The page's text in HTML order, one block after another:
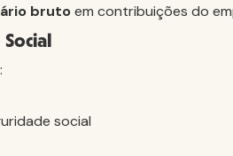
brutoem contribuições do
social